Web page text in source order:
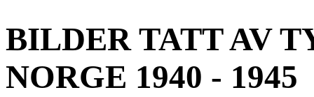
BILDER TATT AV
NORGE 1940 - 1945